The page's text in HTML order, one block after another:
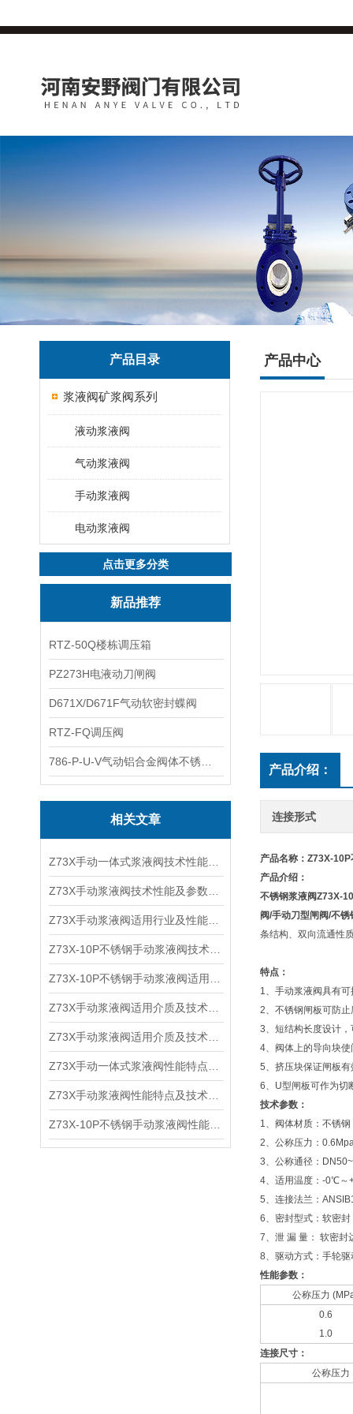
产品目录
浆液阀矿浆阀系列
液动浆液阀
气动浆液阀
手动浆液阀
电动浆液阀
点击更多分类
新品推荐
RTZ-50Q楼栋调压箱
PZ273H电液动刀闸阀
D671X/D671F气动软密封蝶阀
RTZ-FQ调压阀
相关文章
产品中心
产品介绍：
连接形式
产品名称：Z73X-
产品介绍：
不锈钢浆液阀Z73X-
阀/手动刀型闸阀/不锈
条结构、双向流通性
特点：
1、手动浆液阀具有
2、不锈钢闸板可防
3、短结构长度设计
4、阀体上的导向块
5、挤压块保证闸板有
6、U型闸板可作为切
技术参数：
1、阀体材质：不锈钢
2、公称压力：
3、公称通径：
4、适用温度：-0℃～
5、连接法兰：
6、密封型式：软密封
7、泄 漏 量： 软密封
8、驱动方式：手轮驱
性能参数：
公称压力
0.6
1.0
连接尺寸：
公称压力